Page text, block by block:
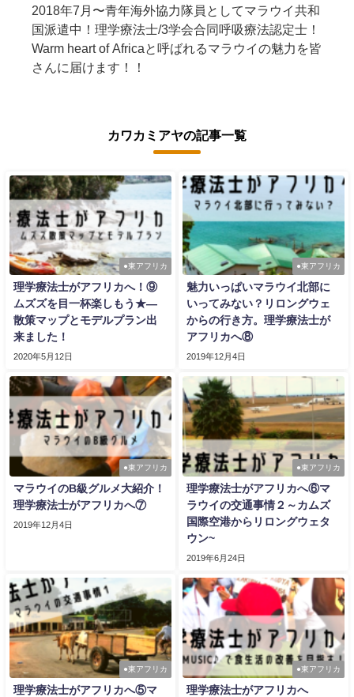
2018年7月〜青年海外協力隊員としてマラウイ共和
国派遣中！理学療法士/3学会合同呼吸療法認定士！
Warm heart of Africaと呼ばれるマラウイの魅力を皆
さんに届けます！！
カワカミアヤの記事一覧
●東アフリカ
理学療法士がアフリカへ！⑨
ムズズを目一杯楽しもう★―
散策マップとモデルプラン出
来ました！
2020年5月12日
●東アフリカ
魅力いっぱいマラウイ北部に
いってみない？リロングウェ
からの行き方。理学療法士が
アフリカへ⑧
2019年12月4日
●東アフリカ
マラウイのB級グルメ大紹介！
理学療法士がアフリカへ⑦
2019年12月4日
●東アフリカ
理学療法士がアフリカへ⑥マ
ラウイの交通事情２～カムズ
国際空港からリロングウェタ
ウン~
2019年6月24日
●東アフリカ
理学療法士がアフリカへ⑤マ
●東アフリカ
理学療法士がアフリカへ